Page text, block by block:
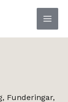
, Funderingar,